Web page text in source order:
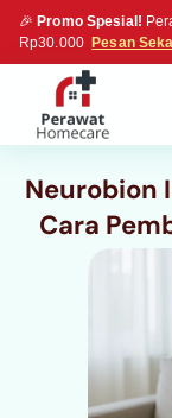
🎉 Promo Spesial!
Rp30.000 Pesan
Neurobion
Cara